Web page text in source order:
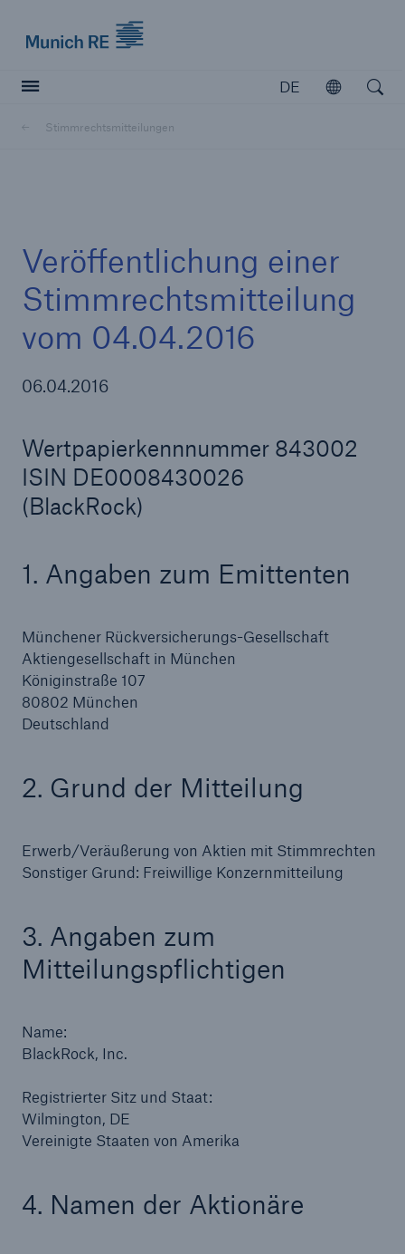
DE
Öffnen
Stimmrechtsmitteilungen
Veröffentlichung einer
Stimmrechtsmitteilung
vom 04.04.2016
06.04.2016
Wertpapierkennnummer 843002
ISIN DE0008430026
(BlackRock)
1. Angaben zum Emittenten
Münchener Rückversicherungs-Gesellschaft
Aktiengesellschaft in München
Königinstraße 107
80802 München
Deutschland
2. Grund der Mitteilung
Erwerb/Veräußerung von Aktien mit Stimmrechten
Sonstiger Grund: Freiwillige Konzernmitteilung
3. Angaben zum
Mitteilungspflichtigen
Name:
BlackRock, Inc.
Registrierter Sitz und Staat:
Wilmington, DE
Vereinigte Staaten von Amerika
4. Namen der Aktionäre
Tech Trend Radar 2026
Our expert perspective for insurance
Reinsurance Property/Casualty
Marine Trend Radar 2025
Versicherungslücke: der Anteil der nicht
versicherten Schäden aus Naturkatastrophen
seit 1980 beträgt
71.8%